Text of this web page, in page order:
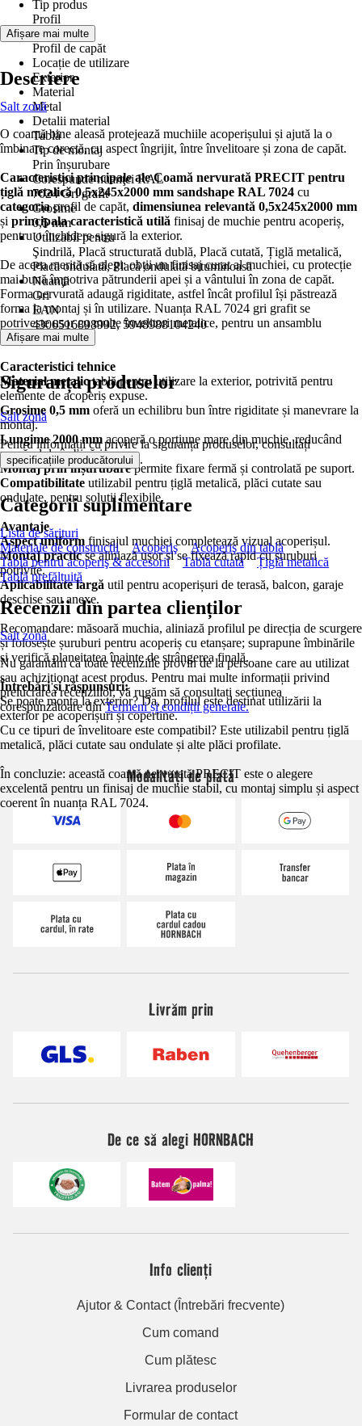
Tip produs
Profil
Model
Profil de capăt
Locație de utilizare
Exterior
Material
Metal
Detalii material
Tablă
Tip de montaj
Prin înșurubare
Corespunde nuanţei RAL
7024 Gri grafit
Grosime
0,5 mm
Utilizabil pentru
Şindrilă, Placă structurată dublă, Placă cutată, Țiglă metalică,
Placă ondulată, Placă ondulată bituminoasă
Nuanţă
Gri
EAN
4306516898992, 5948988104240
Afișare mai multe
Descriere
Salt zonă
O coamă bine aleasă protejează muchiile acoperișului și ajută la o
îmbinare corectă, cu aspect îngrijit, între învelitoare și zona de capăt.
Caracteristici principale ale Coamă nervurată PRECIT pentru
țiglă metalică 0,5x245x2000 mm sandshape RAL 7024 cu
categoriaprofil de capăt, dimensiunea relevantă 0,5x245x2000 mm
și principala caracteristică utilă finisaj de muchie pentru acoperiș,
pentru o închidere sigură la exterior.
De aceea merită să alegi: obții un finisaj curat al muchiei, cu protecție
mai bună împotriva pătrunderii apei și a vântului în zona de capăt.
Forma nervurată adaugă rigiditate, astfel încât profilul își păstrează
forma la montaj și în utilizare. Nuanța RAL 7024 gri grafit se
potrivește ușor cu multe învelitori metalice, pentru un ansamblu
uniform.
Caracteristici tehnice
Material metalictablă pentru utilizare la exterior, potrivită pentru
elemente de acoperiș expuse.
Grosime 0,5 mm oferă un echilibru bun între rigiditate și manevrare la
montaj.
Lungime 2000 mmacoperă o porțiune mare din muchie, reducând
numărul de îmbinări.
Montaj prin înșurubarepermite fixare fermă și controlată pe suport.
Compatibilitate utilizabil pentru țiglă metalică, plăci cutate sau
ondulate, pentru soluții flexibile.
Avantaje
Aspect uniform finisajul muchiei completează vizual acoperișul.
Montaj practicse aliniază ușor și se fixează rapid cu șuruburi
potrivite.
Aplicabilitate largă util pentru acoperișuri de terasă, balcon, garaje
deschise sau anexe.
Recomandare: măsoară muchia, aliniază profilul pe direcția de scurgere
și folosește șuruburi pentru acoperiș cu etanșare; suprapune îmbinările
și verifică planeitatea înainte de strângerea finală.
Întrebări și răspunsuri:
Se poate monta la exterior? Da, profilul este destinat utilizării la
exterior pe acoperișuri și copertine.
Cu ce tipuri de învelitoare este compatibil? Este utilizabil pentru țiglă
metalică, plăci cutate sau ondulate și alte plăci profilate.
În concluzie: această coamă nervurată PRECIT este o alegere
excelentă pentru un finisaj de muchie stabil, cu montaj simplu și aspect
coerent în nuanța RAL 7024.
Afișare mai multe
Siguranța produselor
Salt zonă
Pentru informații cu privire la siguranța produselor, consultați
specificațiile producătorului .
Categorii suplimentare
Lista de sărituri
Materiale de construcţii
Acoperiş
Acoperiş din tablă
Tablă pentru acoperiş & accesorii
Tablă cutată
Țiglă metalică
Tablă prefălțuită
Recenzii din partea clienților
Salt zonă
Nu garantăm că toate recenziile provin de la persoane care au utilizat
sau achiziționat acest produs. Pentru mai multe informații privind
prelucrarea recenziilor, vă rugăm să consultați secțiunea
corespunzătoare dinTermeni și condiții generale.
Modalități de plată
Livrăm prin
De ce să alegi HORNBACH
Info clienți
Ajutor & Contact (Întrebări frecvente)
Cum comand
Cum plătesc
Livrarea produselor
Formular de contact